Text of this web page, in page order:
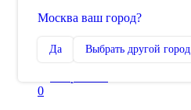
Москва ваш город?
Да Выбрать другой город
Сравнение
0